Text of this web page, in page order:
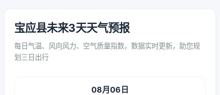
宝应县未来3天天气预报
每日气温、风向风力、空气质量指数，数据实时更新，助您规
划三日出行
08月06日